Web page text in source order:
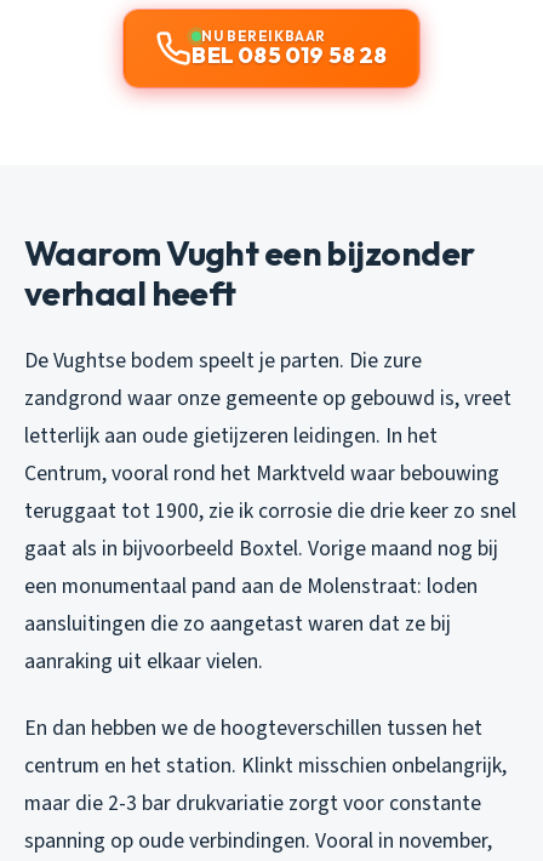
NU BEREIKBAAR
BEL 085 019 58 28
Waarom Vught een bijzonder
verhaal heeft
De Vughtse bodem speelt je parten. Die zure
zandgrond waar onze gemeente op gebouwd is, vreet
letterlijk aan oude gietijzeren leidingen. In het
Centrum, vooral rond het Marktveld waar bebouwing
teruggaat tot 1900, zie ik corrosie die drie keer zo snel
gaat als in bijvoorbeeld Boxtel. Vorige maand nog bij
een monumentaal pand aan de Molenstraat: loden
aansluitingen die zo aangetast waren dat ze bij
aanraking uit elkaar vielen.
En dan hebben we de hoogteverschillen tussen het
centrum en het station. Klinkt misschien onbelangrijk,
maar die 2-3 bar drukvariatie zorgt voor constante
spanning op oude verbindingen. Vooral in november,